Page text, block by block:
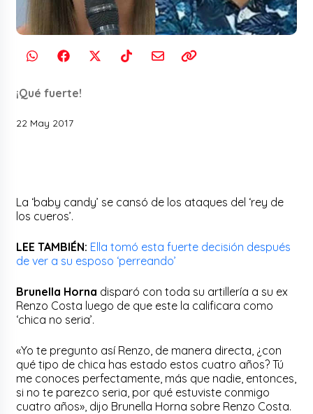
¡Qué fuerte!
22 May 2017
La ‘baby candy’ se cansó de los ataques del ‘rey de
los cueros’.
LEE TAMBIÉN: Ella tomó esta fuerte decisión después
de ver a su esposo ‘perreando’
Brunella Horna disparó con toda su artillería a su ex
Renzo Costa luego de que este la calificara como
‘chica no seria’.
«Yo te pregunto así Renzo, de manera directa, ¿con
qué tipo de chica has estado estos cuatro años? Tú
me conoces perfectamente, más que nadie, entonces,
si no te parezco seria, por qué estuviste conmigo
cuatro años», dijo Brunella Horna sobre Renzo Costa.